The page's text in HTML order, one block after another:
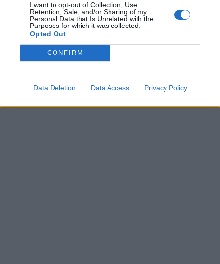
I want to opt-out of Collection, Use,
Retention, Sale, and/or Sharing of my
Personal Data that Is Unrelated with the
Purposes for which it was collected.
Opted Out
CONFIRM
Data Deletion Data Access Privacy Policy